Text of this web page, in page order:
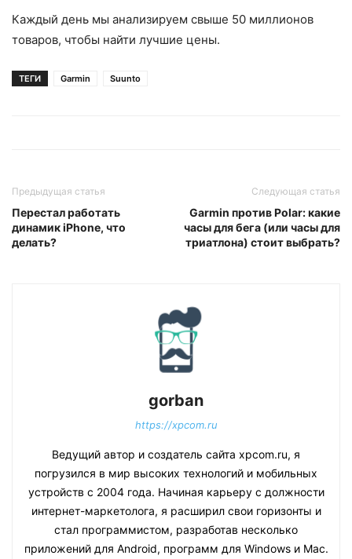
Каждый день мы анализируем свыше 50 миллионов
товаров, чтобы найти лучшие цены.
ТЕГИ Garmin Suunto
Предыдущая статья
Перестал работать
динамик iPhone, что
делать?
Следующая статья
Garmin против Polar: какие
часы для бега (или часы для
триатлона) стоит выбрать?
gorban
https://xpcom.ru
Ведущий автор и создатель сайта xpcom.ru, я
погрузился в мир высоких технологий и мобильных
устройств с 2004 года. Начиная карьеру с должности
интернет-маркетолога, я расширил свои горизонты и
стал программистом, разработав несколько
приложений для Android, программ для Windows и Mac.